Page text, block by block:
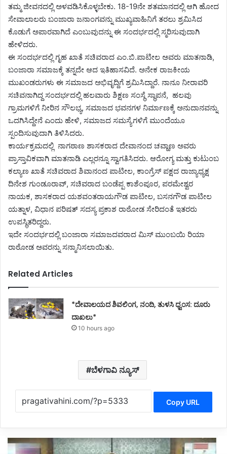
ತಮ್ಮ ಜೀವನದಲ್ಲಿ ಅಳವಡಿಸಿಕೊಳ್ಳಬೇಕು. 18-19ನೇ ಶತಮಾನದಲ್ಲಿ ಆಗಿ ಹೋದ
ಸೇವಾಲಾಲರು ಬಂಜಾರಾ ಜನಾಂಗವನ್ನು ಮುಖ್ಯವಾಹಿನಿಗೆ ತರಲು ಶ್ರಮಿಸಿದ
ಕೊಡುಗೆ ಅಪಾರವಾಗಿದೆ ಎಂಬುವುದನ್ನು ಈ ಸಂದರ್ಭದಲ್ಲಿ ಸ್ಮರಿಸುವುದಾಗಿ
ಹೇಳಿದರು.
ಈ ಸಂದರ್ಭದಲ್ಲಿ ಗೃಹ ಖಾತೆ ಸಚಿವರಾದ ಎಂ.ಬಿ.ಪಾಟೀಲ ಅವರು ಮಾತನಾಡಿ,
ಬಂಜಾರಾ ಸಮಾಜಕ್ಕೆ ತನ್ನದೇ ಆದ ಇತಿಹಾಸವಿದೆ. ಅನೇಕ ರಾಜಕೀಯ
ಮುಖಂಡರುಗಳು ಈ ಸಮಾಜದ ಅಭಿವೃದ್ದಿಗೆ ಶ್ರಮಿಸಿದ್ದಾರೆ. ನಾನೂ ನೀರಾವರಿ
ಸಚಿವನಾಗಿದ್ದ ಸಂದರ್ಭದಲ್ಲಿ ಹಲವಾರು ಶಿಕ್ಷಣ ಸಂಸ್ಥೆ ಸ್ಥಾಪನೆ, ಹಲವು
ಗ್ರಾಮಗಳಿಗೆ ನೀರಿನ ಸೌಲಭ್ಯ, ಸಮಾಜದ ಭವನಗಳ ನಿರ್ಮಾಣಕ್ಕೆ ಅನುದಾನವನ್ನು
ಒದಗಿಸಿದ್ದೇನೆ ಎಂದು ಹೇಳಿ, ಸಮಾಜದ ಸಮಸ್ಯೆಗಳಿಗೆ ಮುಂದೆಯೂ
ಸ್ಪಂದಿಸುವುದಾಗಿ ತಿಳಿಸಿದರು.
ಕಾರ್ಯಕ್ರಮದಲ್ಲಿ ನಾಗಠಾಣ ಶಾಸಕರಾದ ದೇವಾನಂದ ಚವ್ಹಾಣ ಅವರು
ಪ್ರಾಸ್ತಾವಿಕವಾಗಿ ಮಾತನಾಡಿ ಎಲ್ಲರನ್ನೂ ಸ್ವಾಗತಿಸಿದರು. ಆರೋಗ್ಯ ಮತ್ತು ಕುಟುಂಬ
ಕಲ್ಯಾಣ ಖಾತೆ ಸಚಿವರಾದ ಶಿವಾನಂದ ಪಾಟೀಲ, ಕಾಂಗ್ರೆಸ್ ಪಕ್ಷದ ರಾಜ್ಯಾಧ್ಯಕ್ಷ
ದಿನೇಶ ಗುಂಡೂರಾವ್, ಸಚಿವರಾದ ಬಂಡೆಪ್ಪ ಕಾಶೆಂಪೂರ, ಪರಮೇಶ್ವರ
ನಾಯಕ, ಶಾಸಕರಾದ ಯಶವಂತರಾಯಗೌಡ ಪಾಟೀಲ, ಬಸನಗೌಡ ಪಾಟೀಲ
ಯತ್ನಾಳ, ವಿಧಾನ ಪರಿಷತ್ ಸದಸ್ಯ ಪ್ರಕಾಶ ರಾಠೋಡ ಸೇರಿದಂತೆ ಇತರರು
ಉಪಸ್ಥಿತರಿದ್ದರು.
ಇದೇ ಸಂದರ್ಭದಲ್ಲಿ ಬಂಜಾರಾ ಸಮಾಜದವರಾದ ಮಿಸ್ ಮುಂಬಯಿ ರಿಯಾ
ರಾಠೋಡ ಅವರನ್ನು ಸನ್ಮಾನಿಸಲಾಯಿತು.
Related Articles
*ದೇವಾಲಯದ ಶಿವಲಿಂಗ, ನಂದಿ, ತುಳಸಿ ಧ್ವಂಸ: ದೂರು
ದಾಖಲು*
10 hours ago
ಬೆಳಗಾವಿ ನ್ಯೂಸ್
Copy URL